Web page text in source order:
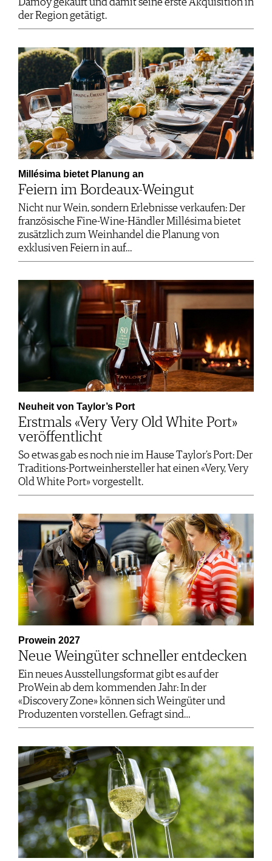
der Region getätigt.
Millésima bietet Planung an
Feiern im Bordeaux-Weingut
Nicht nur Wein, sondern Erlebnisse verkaufen: Der
französische Fine-Wine-Händler Millésima bietet
zusätzlich zum Weinhandel die Planung von
exklusiven Feiern in auf…
Neuheit von Taylor’s Port
Erstmals «Very Very Old White Port»
veröffentlicht
So etwas gab es noch nie im Hause Taylor’s Port: Der
Traditions-Portweinhersteller hat einen «Very, Very
Old White Port» vorgestellt.
Prowein 2027
Neue Weingüter schneller entdecken
Ein neues Ausstellungsformat gibt es auf der
ProWein ab dem kommenden Jahr: In der
«Discovery Zone» können sich Weingüter und
Produzenten vorstellen. Gefragt sind…